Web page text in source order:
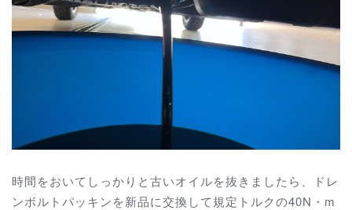
時間をおいてしっかりと古いオイルを抜きましたら、ドレ
ンボルトパッキンを新品に交換して規定トルクの40N・m